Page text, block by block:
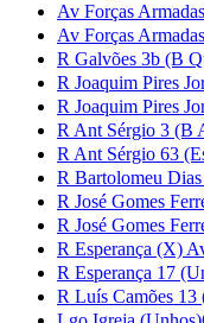
Av Forças
Av Forças
R Galvões 3b (B
R Joaquim Pires
R Joaquim Pires
R Ant Sérgio 3 (B
R Ant Sérgio 63
R Bartolomeu
R José Gomes
R José Gomes
R Esperança (X)
R Esperança 17
R Luís Camões 13